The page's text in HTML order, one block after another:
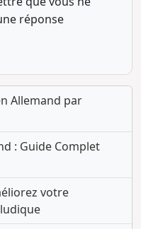
réponse
Allemand par
: Guide Complet
votre